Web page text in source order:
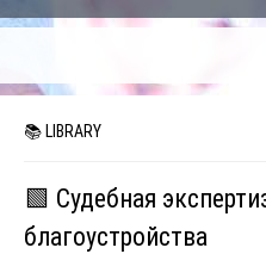
📚 LIBRARY
🟩 Судебная
благоустройства